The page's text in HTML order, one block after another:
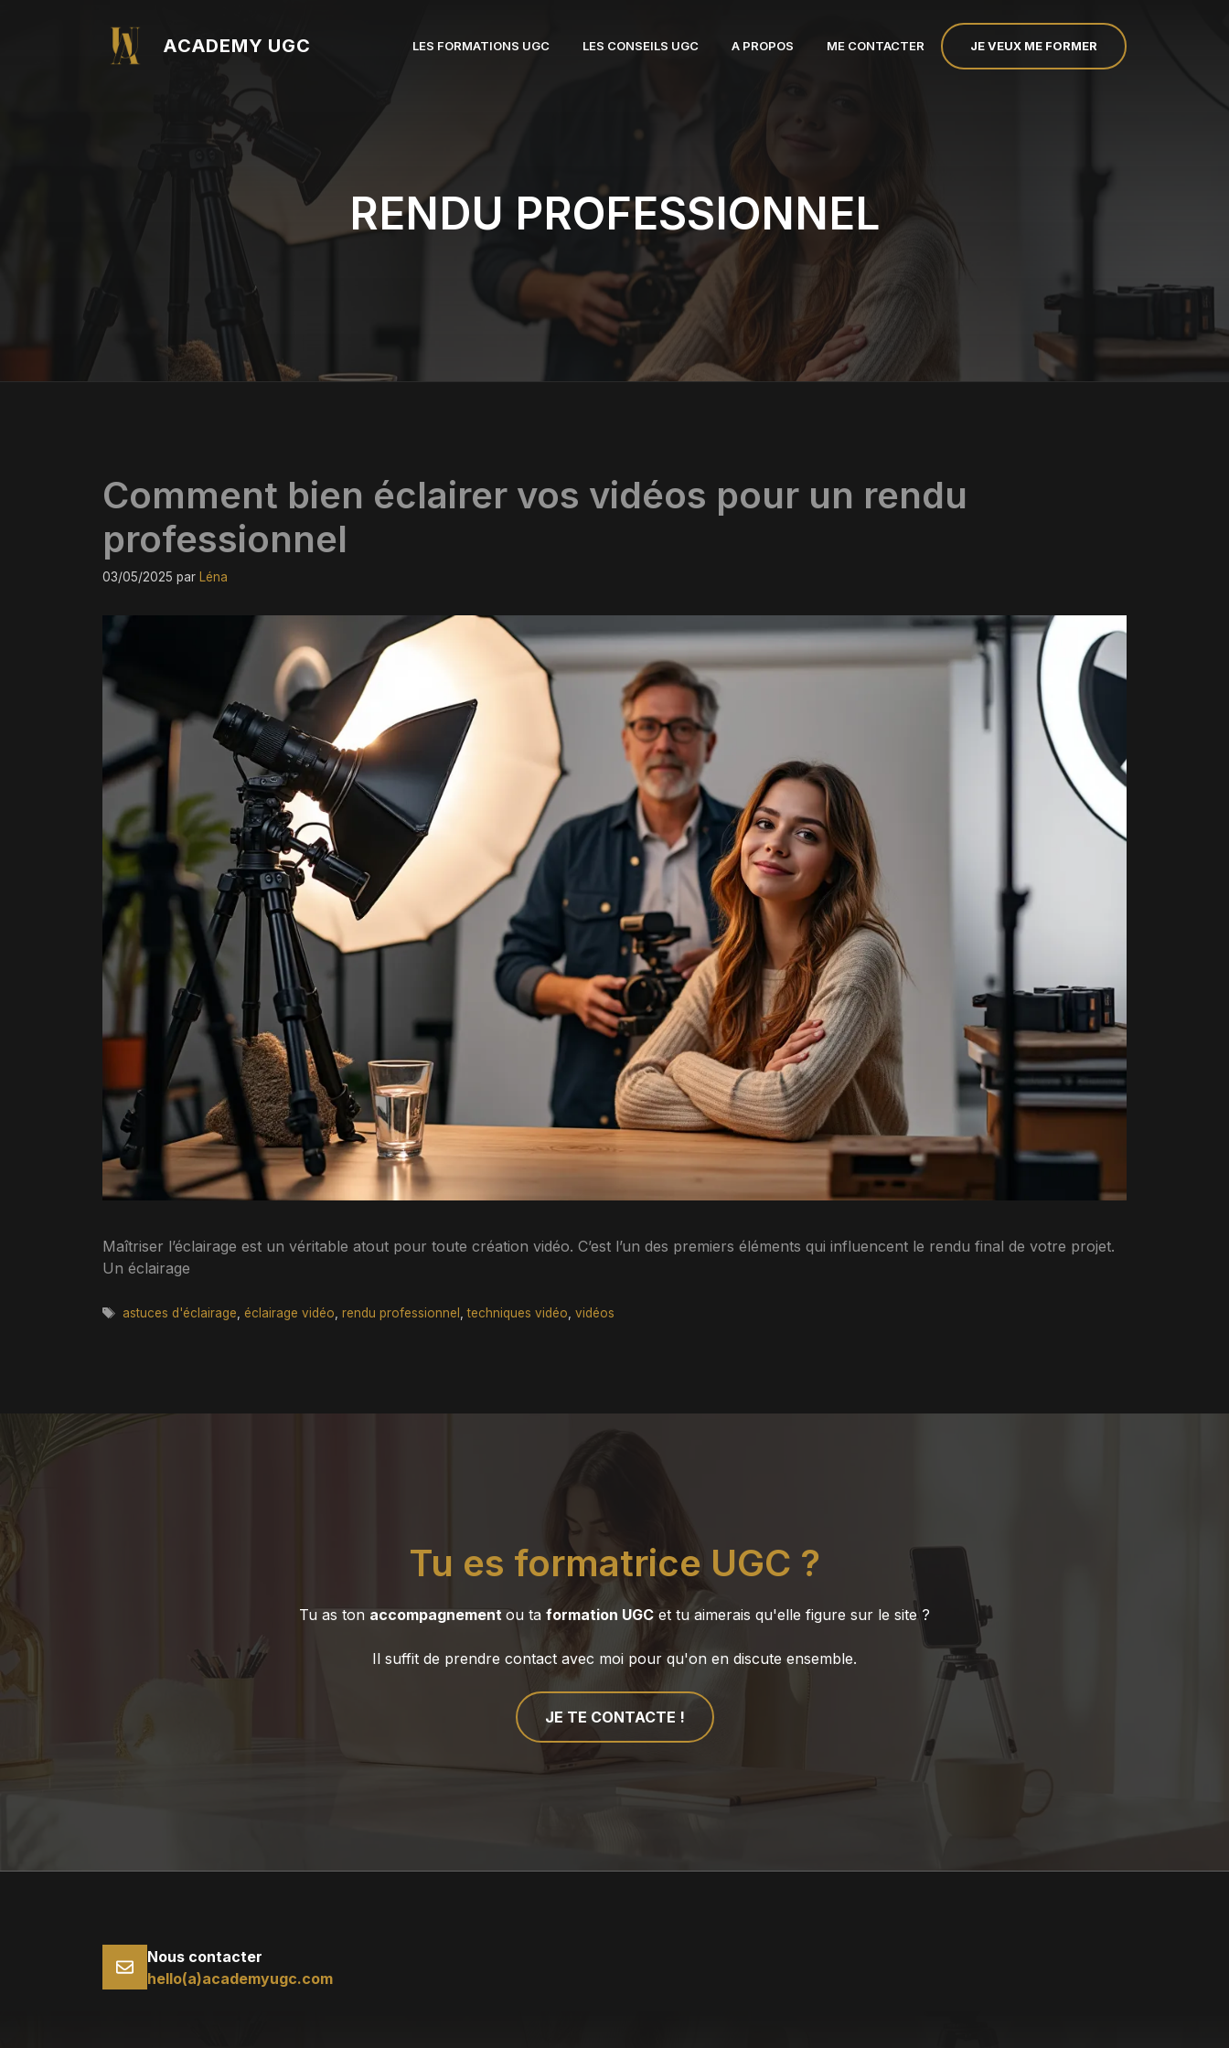
ACADEMY UGC LES FORMATIONS UGC LES CONSEILS UGC A PROPOS ME CONTACTER JE VEUX ME FORMER
RENDU PROFESSIONNEL
Comment bien éclairer vos vidéos pour un rendu
professionnel
03/05/2025 par Léna
Maîtriser l’éclairage est un véritable atout pour toute création vidéo. C’est l’un des premiers éléments qui influencent le rendu final de votre projet.
Un éclairage
Étiquettes
astuces d'éclairage éclairage vidéo rendu professionnel ,techniques vidéo vidéos
Tu es formatrice UGC ?
Tu as ton accompagnementou ta formation UGC et tu aimerais qu'elle figure sur le site ?
Il suffit de prendre contact avec moi pour qu'on en discute ensemble.
JE TE CONTACTE !
Nous contacter
hello(a)academyugc.com